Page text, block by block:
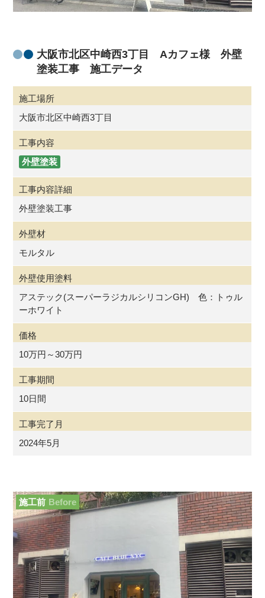
大阪市北区中崎西3丁目 Aカフェ様 外壁
塗装工事 施工データ
施工場所
大阪市北区中崎西3丁目
工事内容
外壁塗装
工事内容詳細
外壁塗装工事
外壁材
モルタル
外壁使用塗料
アステック(スーパーラジカルシリコンGH) 色：トゥル
ーホワイト
価格
10万円～30万円
工事期間
10日間
工事完了月
2024年5月
施工前 Before